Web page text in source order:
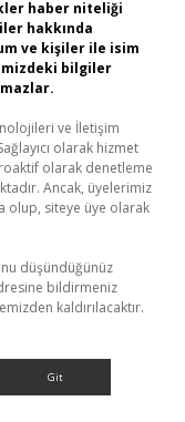
haber niteliği
hakkında
ve kişiler ile isim
bilgiler
ve İletişim
olarak hizmet
olarak denetleme
Ancak, üyelerimiz
olup, siteye üye olarak
düşündüğünüz
bildirmeniz
kaldırılacaktır.